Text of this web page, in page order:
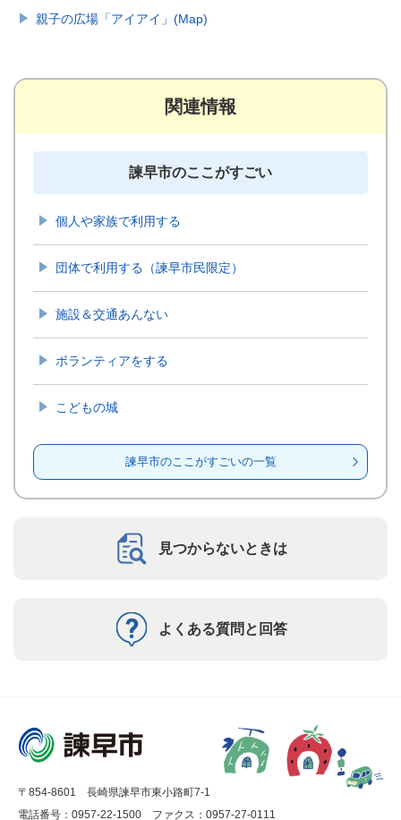
親子の広場「アイアイ」(Map)
関連情報
諫早市のここがすごい
個人や家族で利用する
団体で利用する（諫早市民限定）
施設＆交通あんない
ボランティアをする
こどもの城
諫早市のここがすごいの一覧
見つからないときは
よくある質問と回答
〒854-8601 長崎県諫早市東小路町7-1
電話番号：0957-22-1500
ファクス：0957-27-0111